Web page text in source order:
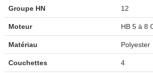
Groupe HN 12
Moteur HB 5 à 8
Matériau Polyester
Couchettes 4